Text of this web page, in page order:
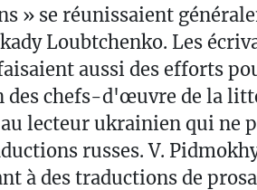
» se réunissaient
Loubtchenko. Les
aussi des efforts
des chefs-d'œuvre de la
lecteur ukrainien qui ne
russes. V.
à des traductions de